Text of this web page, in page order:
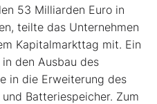
53 Milliarden Euro in
teilte das Unternehmen
Kapitalmarkttag mit. Ein
den Ausbau des
in die Erweiterung des
Batteriespeicher. Zum